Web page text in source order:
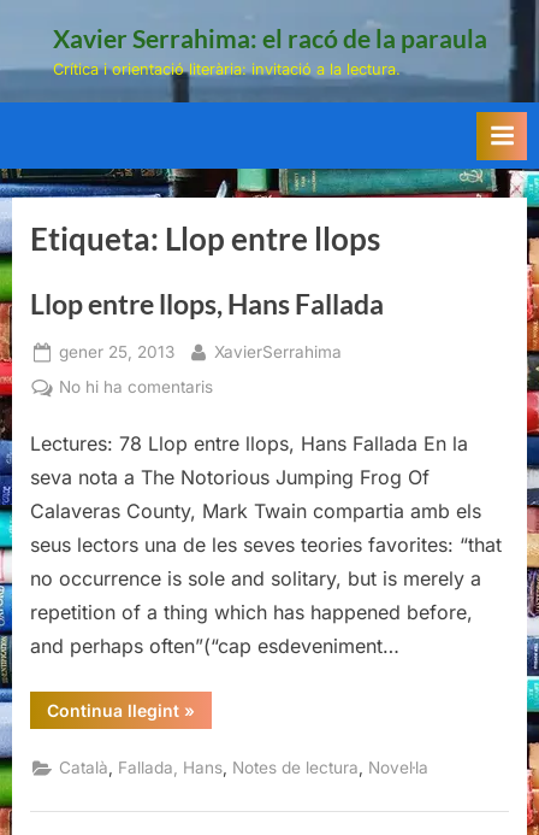
Xavier Serrahima: el racó de la paraula
Crítica i orientació literària: invitació a la lectura.
Etiqueta: Llop entre llops
Llop entre llops, Hans Fallada
Posted
on
gener 25, 2013 By
XavierSerrahima
No hi ha comentarisa
entre
llops,
Fallada
Lectures: 78 Llop entre llops, Hans Fallada En la
seva nota a The Notorious Jumping Frog Of
Calaveras County, Mark Twain compartia amb els
seus lectors una de les seves teories favorites: “that
no occurrence is sole and solitary, but is merely a
repetition of a thing which has happened before,
and perhaps often”(“cap esdeveniment…
Continua llegint“Llop
entre
Hans
Fallada”
»
Català Fallada, Hans Notes de lectura Novel·la